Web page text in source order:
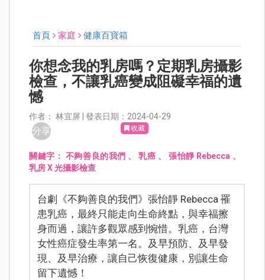
首頁 家庭 健康百寶箱
你想念我的乳房嗎？定期乳房攝影
檢查，不讓乳癌變成阻礙幸福的遺
憾
作者： 林宜屏 | 發表日期：2024-04-29
分享 收藏
關鍵字： 不夠善良的我們 、乳癌 、張怡靜 Rebecca 、
乳房 X 光攝影檢查
台劇《不夠善良的我們》張怡靜 Rebecca 罹
患乳癌，最終只能走向生命終點，與幸福擦
身而過，讓許多觀眾感到惋惜。乳癌，台灣
女性癌症發生率第一名。及早預防、及早發
現、及早治療，讓自己恢復健康，別讓生命
留下遺憾！